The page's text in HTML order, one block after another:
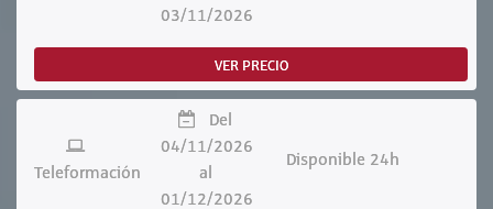
03/11/2026
VER PRECIO
Teleformación
Del
04/11/2026
al
01/12/2026
Disponible 24h